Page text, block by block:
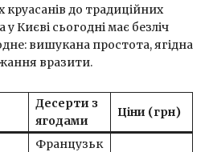
круасанів до традиційних
Києві сьогодні має безліч
вишукана простота, ягідна
вразити.
Десерти з
ягодами
Ціни (грн)
Французьк